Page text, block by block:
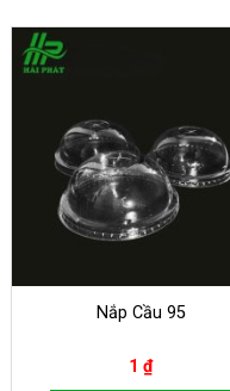
Nắp Cầu 95
1 ₫